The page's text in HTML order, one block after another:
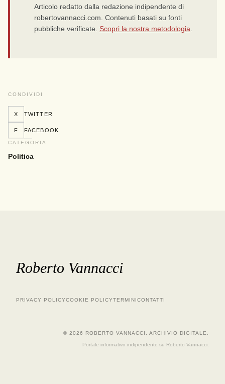
CONDIVIDI
X TWITTER
F FACEBOOK
CATEGORIA
Politica
Articolo redatto dalla redazione indipendente di
robertovannacci.com. Contenuti basati su fonti
pubbliche verificate. Scopri la nostra metodologia
Roberto Vannacci
PRIVACY POLICYCOOKIE POLICYTERMINICONTATTI
© 2026 ROBERTO VANNACCI. ARCHIVIO DIGITALE.
Portale informativo indipendente su Roberto Vannacci.